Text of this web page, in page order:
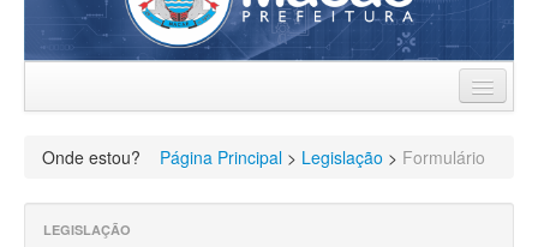
Planos Municipais
Finanças
Onde estou? Página Principal > Legislação > Formulário
LEGISLAÇÃO